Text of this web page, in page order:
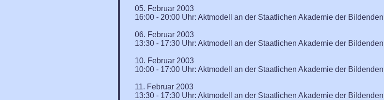
05. Februar 2003
16:00 - 20:00 Uhr: Aktmodell an der Staatlichen Akademie der
06. Februar 2003
13:30 - 17:30 Uhr: Aktmodell an der Staatlichen Akademie der
10. Februar 2003
10:00 - 17:00 Uhr: Aktmodell an der Staatlichen Akademie der
11. Februar 2003
13:30 - 17:30 Uhr: Aktmodell an der Staatlichen Akademie der